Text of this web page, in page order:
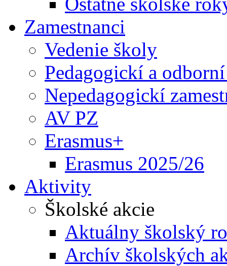
Zamestnanci
Vedenie školy
Pedagogickí a
Nepedagogickí
AV PZ
Erasmus+
Erasmus 2025/26
Aktivity
Školské akcie
Aktuálny školský
Archív školských